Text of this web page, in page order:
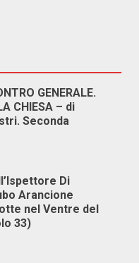
GENERALE.
CHIESA – di
Seconda
Di
Arancione
nel Ventre del
33)